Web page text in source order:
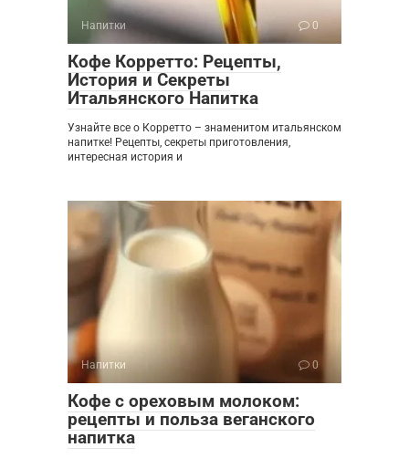
Напитки 0
Кофе Корретто: Рецепты,
История и Секреты
Итальянского Напитка
Узнайте все о Корретто – знаменитом итальянском
напитке! Рецепты, секреты приготовления,
интересная история и
Напитки 0
Кофе с ореховым молоком:
рецепты и польза веганского
напитка